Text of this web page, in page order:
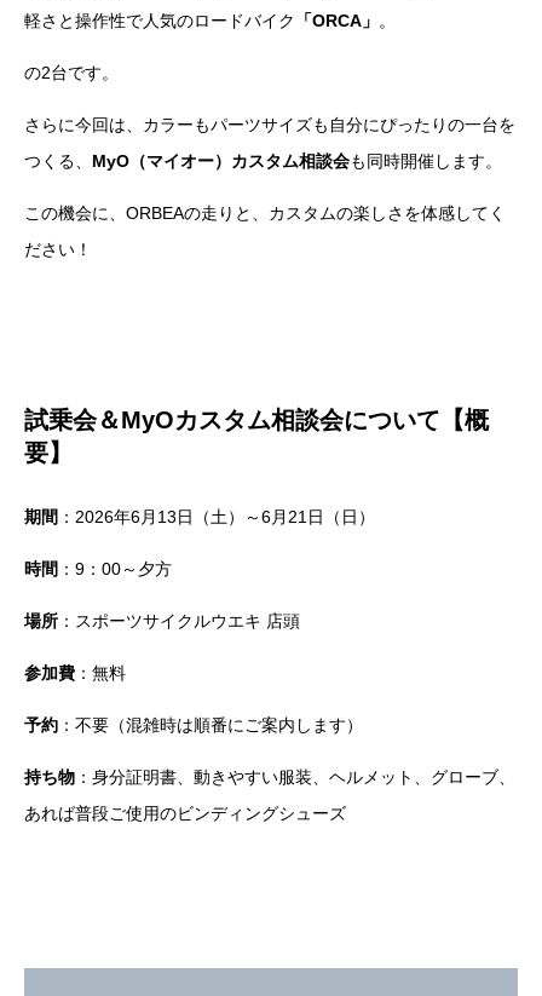
軽さと操作性で人気のロードバイク
「ORCA」 。
の2台です。
さらに今回は、カラーもパーツサイズも自分にぴったりの一台を
つくる、 MyO（マイオー）カスタム相談会も同時開催します。
この機会に、ORBEAの走りと、カスタムの楽しさを体感してく
ださい！
試乗会＆MyOカスタム相談会について【概
要】
期間 ：2026年6月13日（土）～6月21日（日）
時間 ：9：00～夕方
場所 ：スポーツサイクルウエキ 店頭
参加費 ：無料
予約 ：不要（混雑時は順番にご案内します）
持ち物 ：身分証明書、動きやすい服装、ヘルメット、グローブ、
あれば普段ご使用のビンディングシューズ